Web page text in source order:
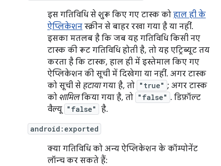
इस गतिविधि से शुरू किए गए टास्क को हाल ही के
ऐप्लिकेशन स्क्रीन से बाहर रखा गया है या नहीं.
इसका मतलब है कि जब यह गतिविधि किसी नए
टास्क की रूट गतिविधि होती है, तो यह एट्रिब्यूट तय
करता है कि टास्क, हाल ही में इस्तेमाल किए गए
ऐप्लिकेशन की सूची में दिखेगा या नहीं. अगर टास्क
को सूची से हटायागया है, तो "true" ; अगर टास्क
को शामिलकिया गया है, तो "false" . डिफ़ॉल्ट
वैल्यू "false" है.
android:exported
क्या गतिविधि को अन्य ऐप्लिकेशन के कॉम्पोनेंट
लॉन्च कर सकते हैं: